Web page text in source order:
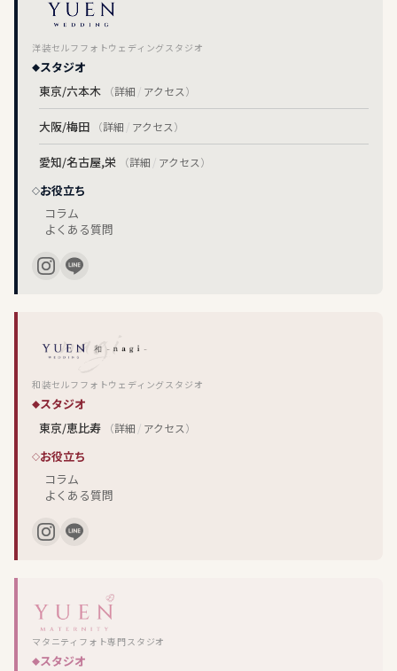
洋装セルフフォトウェディングスタジオ
スタジオ
東京/六本木
（詳細 / アクセス）
大阪/梅田 （詳細 / アクセス）
愛知/名古屋,栄 （詳細 / アクセス）
お役立ち
コラム
よくある質問
和装セルフフォトウェディングスタジオ
スタジオ
東京/恵比寿
（詳細 / アクセス）
お役立ち
コラム
よくある質問
マタニティフォト専門スタジオ
スタジオ